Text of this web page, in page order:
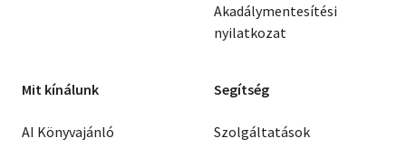
Akadálymentesítési
nyilatkozat
Mit kínálunk
AI Könyvajánló
Segítség
Szolgáltatások